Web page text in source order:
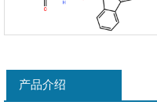
产品介绍